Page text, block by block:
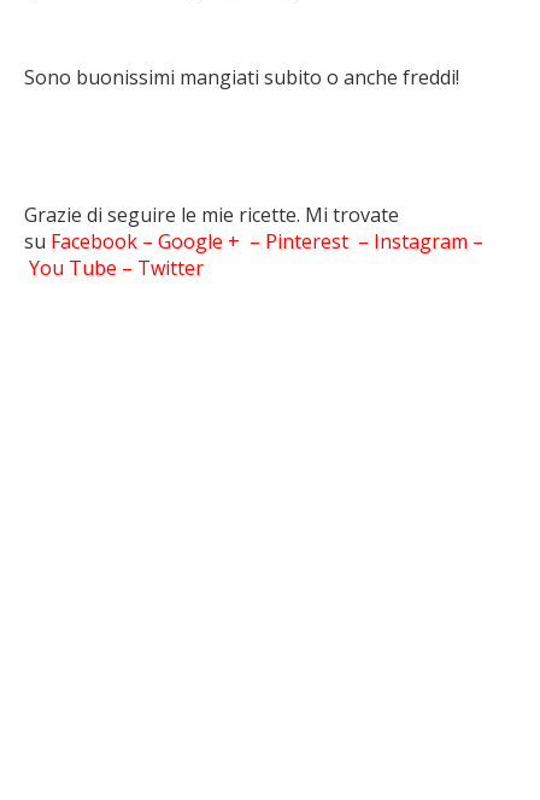
Sono buonissimi mangiati subito o anche freddi!
Grazie di seguire le mie ricette. Mi trovate
su Facebook – Google + – Pinterest – Instagram –
You Tube – Twitter